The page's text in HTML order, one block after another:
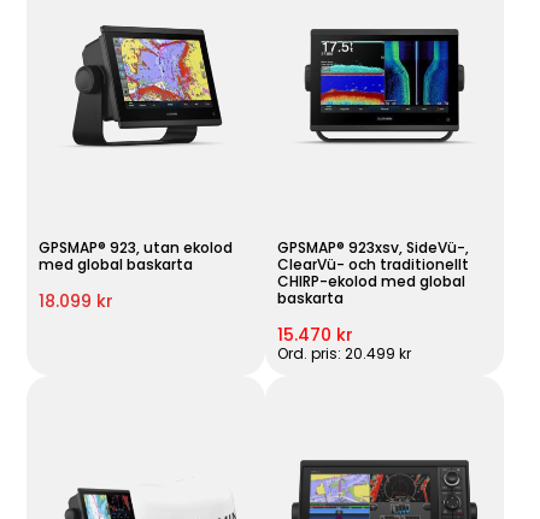
GPSMAP® 923, utan ekolod
med global baskarta
18.099 kr
GPSMAP® 923xsv, SideVü-,
ClearVü- och traditionellt
CHIRP-ekolod med global
baskarta
15.470 kr
Ord. pris: 20.499 kr